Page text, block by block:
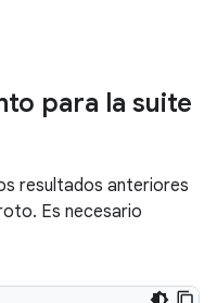
para la suite
resultados anteriores
Es necesario